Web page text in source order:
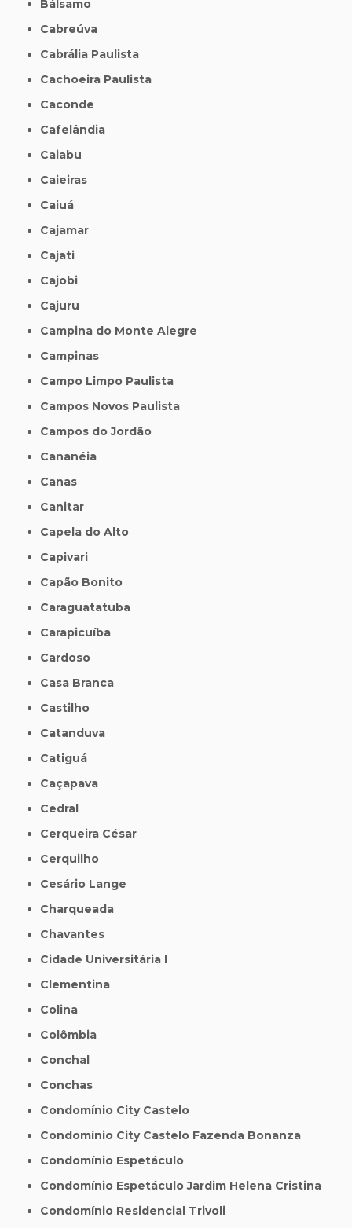
Bálsamo
Cabreúva
Cabrália Paulista
Cachoeira Paulista
Caconde
Cafelândia
Caiabu
Caieiras
Caiuá
Cajamar
Cajati
Cajobi
Cajuru
Campina do Monte Alegre
Campinas
Campo Limpo Paulista
Campos Novos Paulista
Campos do Jordão
Cananéia
Canas
Canitar
Capela do Alto
Capivari
Capão Bonito
Caraguatatuba
Carapicuíba
Cardoso
Casa Branca
Castilho
Catanduva
Catiguá
Caçapava
Cedral
Cerqueira César
Cerquilho
Cesário Lange
Charqueada
Chavantes
Cidade Universitária I
Clementina
Colina
Colômbia
Conchal
Conchas
Condomínio City Castelo
Condomínio City Castelo Fazenda Bonanza
Condomínio Espetáculo
Condomínio Espetáculo Jardim Helena Cristina
Condomínio Residencial Trivoli